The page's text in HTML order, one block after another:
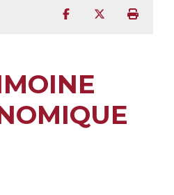
Partager surPartager sur